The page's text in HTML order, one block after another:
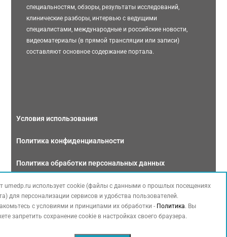
специальностям, обзоры, результаты исследований,
клинические разборы, интервью с ведущими
специалистами, международные и российские новости,
видеоматериалы (в прямой трансляции или записи)
составляют основное содержание портала.
Условия использования
Политика конфиденциальности
Политика обработки персональных данных
Связаться с нами
umedp.ru использует cookie (файлы с данными о прошлых посещениях
для персонализации сервисов и удобства пользователей.
с условиями и принципами их обработки - Политика. Вы
запретить сохранение cookie в настройках своего браузера.